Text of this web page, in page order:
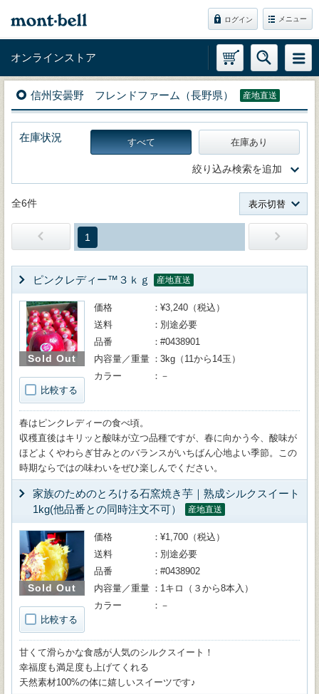
ログイン メニュー
オンラインストア
信州安曇野 フレンドファーム（長野県） 産地直送
在庫状況 すべて 在庫あり
絞り込み検索を追加
全6件 表示切替
1
ピンクレディー™３ｋｇ 産地直送
Sold Out
比較する
価格
¥3,240（税込）
送料
別途必要
品番
#0438901
内容量／重量
3kg（11から14玉）
カラー
－
春はピンクレディーの食べ頃。
収穫直後はキリッと酸味が立つ品種ですが、春に向かう今、酸味が
ほどよくやわらぎ甘みとのバランスがいちばん心地よい季節。この
時期ならではの味わいをぜひ楽しんでください。
家族のためのとろける石窯焼き芋｜熟成シルクスイート
1kg(他品番との同時注文不可）
産地直送
Sold Out
比較する
価格
¥1,700（税込）
送料
別途必要
品番
#0438902
内容量／重量
1キロ（３から8本入）
カラー
－
甘くて滑らかな食感が人気のシルクスイート！
幸福度も満足度も上げてくれる
天然素材100%の体に嬉しいスイーツです♪